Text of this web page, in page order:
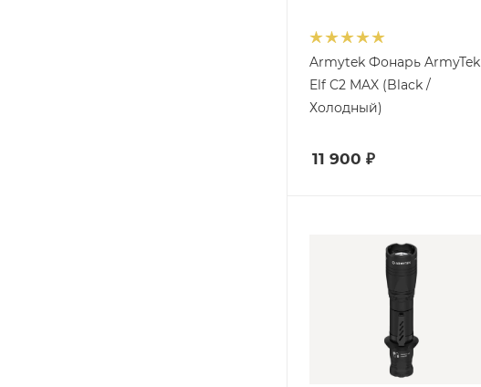
Armytek Фонарь ArmyTek
Elf C2 MAX (Black /
Холодный)
11 900 ₽